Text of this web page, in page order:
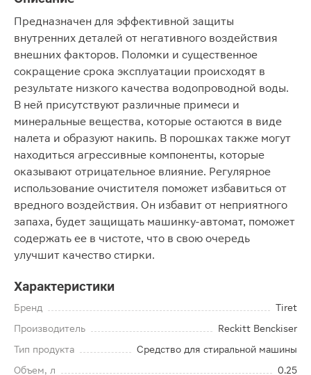
Предназначен для эффективной защиты
внутренних деталей от негативного воздействия
внешних факторов. Поломки и существенное
сокращение срока эксплуатации происходят в
результате низкого качества водопроводной воды.
В ней присутствуют различные примеси и
минеральные вещества, которые остаются в виде
налета и образуют накипь. В порошках также могут
находиться агрессивные компоненты, которые
оказывают отрицательное влияние. Регулярное
использование очистителя поможет избавиться от
вредного воздействия. Он избавит от неприятного
запаха, будет защищать машинку-автомат, поможет
содержать ее в чистоте, что в свою очередь
улучшит качество стирки.
Характеристики
Бренд
Tiret
Производитель
Reckitt Benckiser
Тип продукта
Средство для стиральной машины
Объем, л
0.25